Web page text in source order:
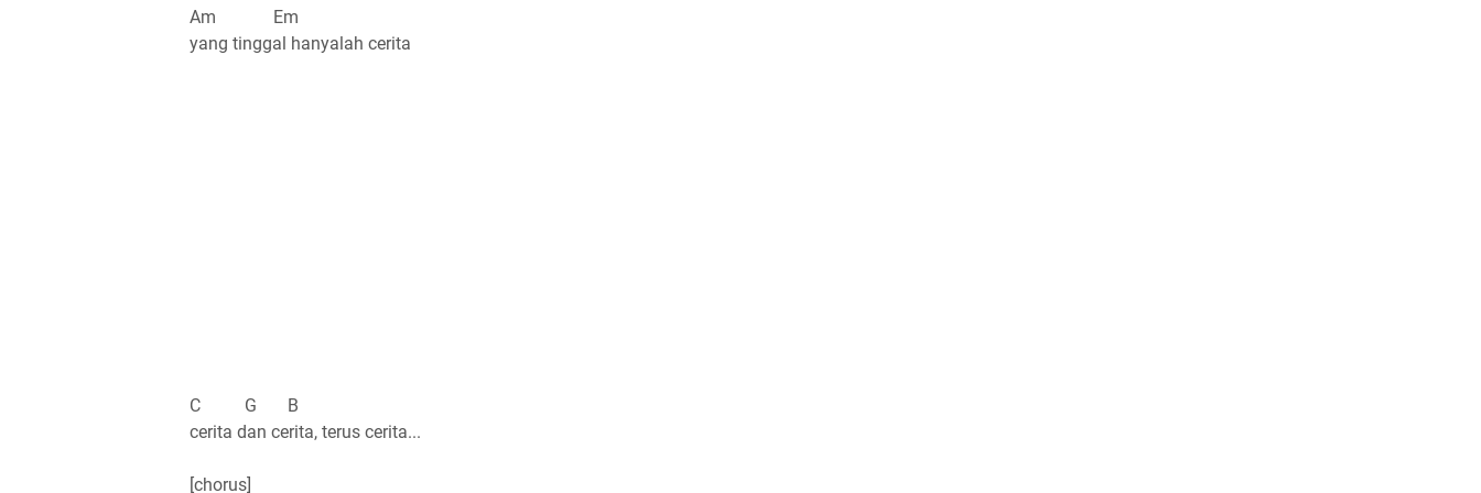
Am Em
yang tinggal hanyalah cerita
C G B
cerita dan cerita, terus cerita...
[chorus]